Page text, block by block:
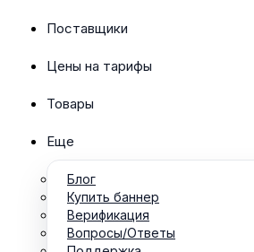
Поставщики
Цены на тарифы
Товары
Еще
Блог
Купить баннер
Верификация
Вопросы/Ответы